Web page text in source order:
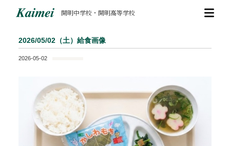
開明中学校・開明高等学校
2026/05/02（土）給食画像
2026-05-02